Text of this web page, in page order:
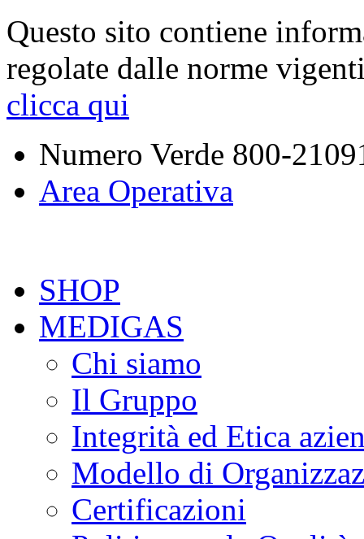
Questo sito contiene
regolate dalle norme
clicca qui
Numero Verde 800-
Area Operativa
SHOP
MEDIGAS
Chi siamo
Il Gruppo
Integrità ed Etica
Modello di
Certificazioni